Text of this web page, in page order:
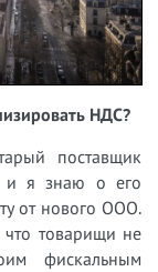
НДС?
поставщик
и я знаю о его
от нового ООО.
товарищи не
фискальным